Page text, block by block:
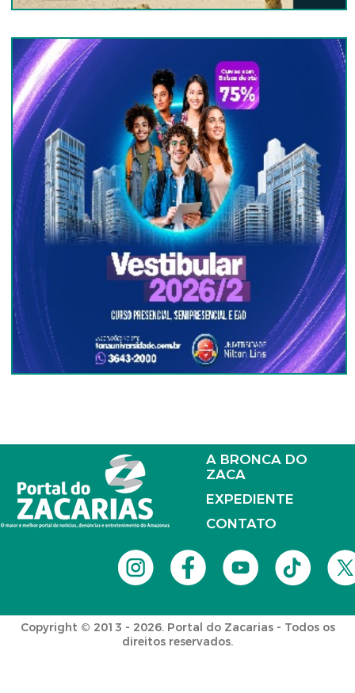
A BRONCA DO
ZACA
EXPEDIENTE
CONTATO
Copyright © 2013 - 2026. Portal do Zacarias - Todos os
direitos reservados.